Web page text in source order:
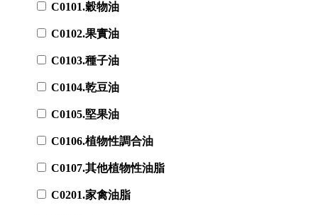
C0101.穀物油
C0102.果實油
C0103.種子油
C0104.乾豆油
C0105.堅果油
C0106.植物性調合油
C0107.其他植物性油脂
C0201.家禽油脂